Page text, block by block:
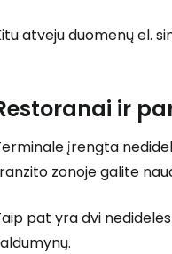
atveju duomenų el.
ir
įrengta
zonoje galite
pat yra dvi